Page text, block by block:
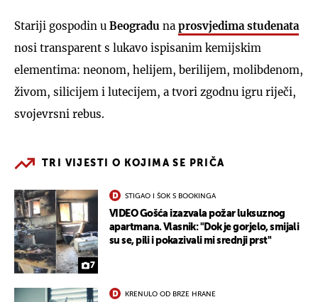
Stariji gospodin u Beogradu na prosvjedima studenata
nosi transparent s lukavo ispisanim kemijskim
elementima: neonom, helijem, berilijem, molibdenom,
živom, silicijem i lutecijem, a tvori zgodnu igru riječi,
svojevrsni rebus.
TRI VIJESTI O KOJIMA SE PRIČA
7
STIGAO I ŠOK S BOOKINGA
VIDEO Gošća izazvala požar luksuznog
apartmana. Vlasnik: "Dok je gorjelo, smijali
su se, pili i pokazivali mi srednji prst"
KRENULO OD BRZE HRANE